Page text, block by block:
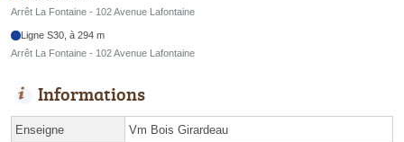
Arrêt La Fontaine - 102 Avenue Lafontaine
Ligne S30, à 294 m
Arrêt La Fontaine - 102 Avenue Lafontaine
Informations
Enseigne Vm Bois Girardeau